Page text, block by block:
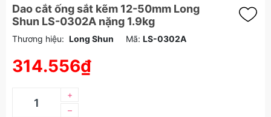
Dao cắt ống sắt kẽm 12-50mm Long
Shun LS-0302A nặng 1.9kg
Thương hiệu: Long Shun Mã: LS-0302A
314.556₫
–
+